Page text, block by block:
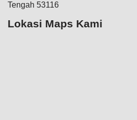
Tengah 53116
Lokasi Maps Kami